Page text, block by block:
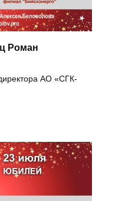
Роман
АО «СГК-